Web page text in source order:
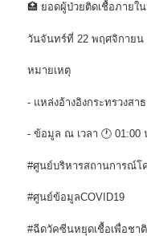
🏥 ยอดผู้ป่วยติดเชื้อภายใ
วันจันทร์ที่ 22 พฤศจิกายน
หมายเหตุ
- แหล่งอ้างอิงกระทรวงสา
- ข้อมูล ณ เวลา 🕐 01:00
#ศูนย์บริหารสถานการณ์โ
#ศูนย์ข้อมูลCOVID19
#ฉีดวัคซีนหยุดเชื้อเพื่อชา